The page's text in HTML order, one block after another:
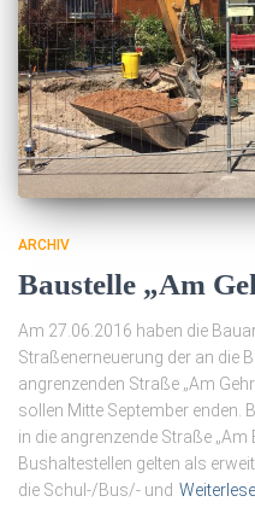
ARCHIV
Baustelle „Am
Am 27.06.2016 haben die
Straßenerneuerung der an die
angrenzenden Straße „Am
sollen Mitte September enden.
in die angrenzende Straße „Am
Bushaltestellen gelten als
die Schul-/Bus/- und